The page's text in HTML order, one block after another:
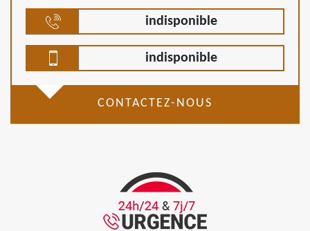
indisponible
indisponible
CONTACTEZ-NOUS